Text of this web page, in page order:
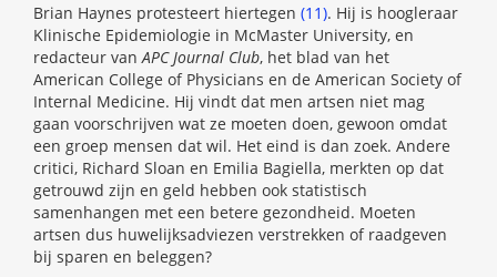
Brian Haynes protesteert hiertegen (11). Hij is hoogleraar
Klinische Epidemiologie in McMaster University, en
redacteur van APC Journal Club, het blad van het
American College of Physicians en de American Society of
Internal Medicine. Hij vindt dat men artsen niet mag
gaan voorschrijven wat ze moeten doen, gewoon omdat
een groep mensen dat wil. Het eind is dan zoek. Andere
critici, Richard Sloan en Emilia Bagiella, merkten op dat
getrouwd zijn en geld hebben ook statistisch
samenhangen met een betere gezondheid. Moeten
artsen dus huwelijksadviezen verstrekken of raadgeven
bij sparen en beleggen?